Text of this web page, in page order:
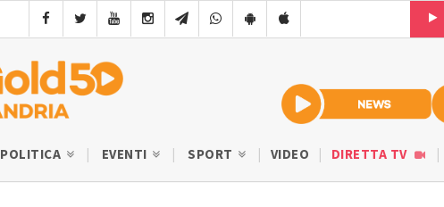
POLITICA EVENTI SPORT VIDEO DIRETTA TV